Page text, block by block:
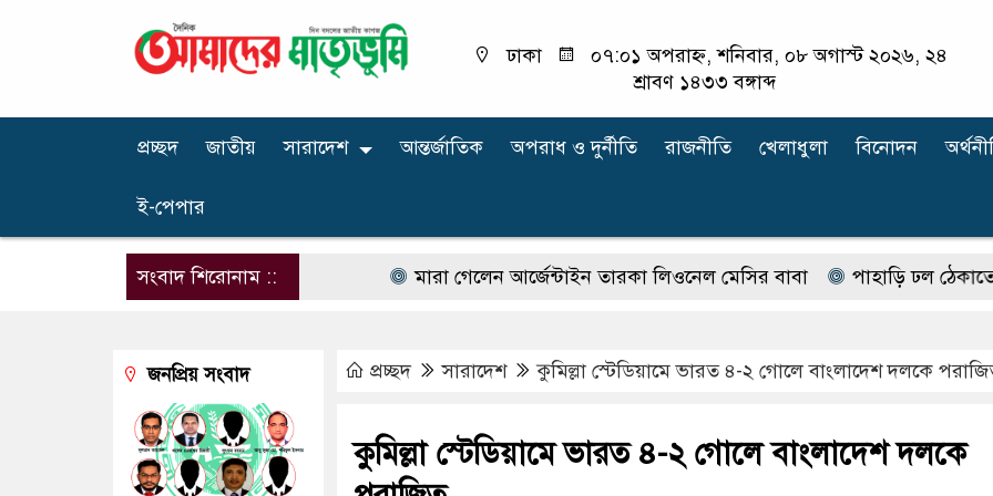
ঢাকা
০৭:০১ অপরাহ্ন, শনিবার, ০৮ অগাস্ট ২০২৬, ২৪
শ্রাবণ ১৪৩৩ বঙ্গাব্দ
প্রচ্ছদ জাতীয় সারাদেশ আন্তর্জাতিক অপরাধ ‍ও দুর্নীতি রাজনীতি খেলাধুলা বিনোদন
ই-পেপার
সংবাদ শিরোনাম :: মারা গেলেন আর্জেন্টাইন তারকা লিওনেল মেসির বাবা পাহাড়ি ঢল ঠেকাতে টেকসই
প্রচ্ছদ সারাদেশ কুমিল্লা স্টেডিয়ামে ভারত ৪-২ গোলে বাংলাদেশ দলকে
কুমিল্লা স্টেডিয়ামে ভারত ৪-২ গোলে বাংলাদেশ দলকে
জনপ্রিয় সংবাদ